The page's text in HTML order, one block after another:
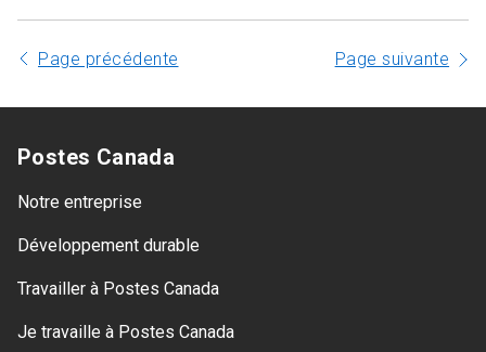
Page précédente Page suivante
Postes Canada
Notre entreprise
Développement durable
Travailler à Postes Canada
Je travaille à Postes Canada